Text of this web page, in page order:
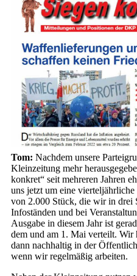
Tom: Nachdem unsere
Kleinzeitung mehr
konkret“ seit mehreren Jahren
uns jetzt um eine
von 2.000 Stück, die wir in drei
Infoständen und bei
Ausgabe in diesem Jahr ist
dem und am 1. Mai verteilt. Wir
dann nachhaltig in der
wenn wir regelmäßig arbeiten.